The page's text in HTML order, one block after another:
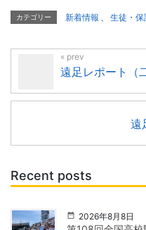
カテゴリー 新着情報 、 生徒・
遠足レポート（
遠
Recent posts
2026年8月8日